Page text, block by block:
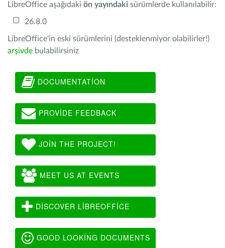
LibreOffice aşağıdaki ön yayındaki sürümlerde kullanılabilir:
26.8.0
LibreOffice'in eski sürümlerini (desteklenmiyor olabilirler!)
arşivde bulabilirsiniz
DOCUMENTATION
PROVIDE FEEDBACK
JOIN THE PROJECT!
MEET US AT EVENTS
DISCOVER LIBREOFFICE
GOOD LOOKING DOCUMENTS